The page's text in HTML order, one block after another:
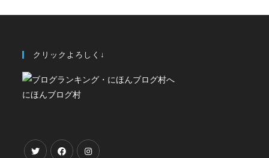
クリックよろしく↓
にほんブログ村